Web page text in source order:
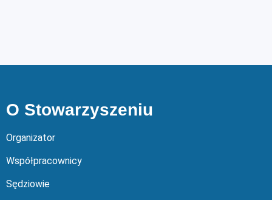
O Stowarzyszeniu
Organizator
Współpracownicy
Sędziowie